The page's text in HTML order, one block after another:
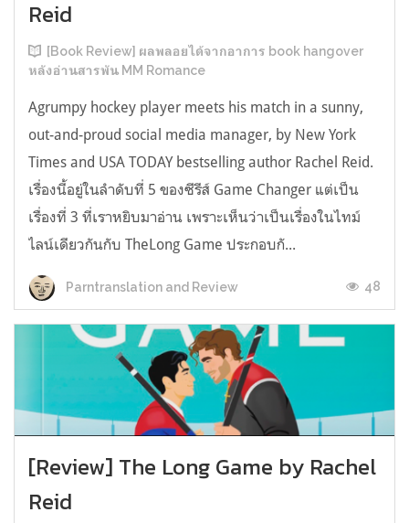
Reid
[Book Review] ผลพลอยได้จากอาการ book hangover
หลังอ่านสารพัน MM Romance
Agrumpy hockey player meets his match in a sunny,
out-and-proud social media manager, by New York
Times and USA TODAY bestselling author Rachel Reid.
เรื่องนี้อยู่ในลำดับที่ 5 ของซีรีส์ Game Changer แต่เป็น
เรื่องที่ 3 ที่เราหยิบมาอ่าน เพราะเห็นว่าเป็นเรื่องในไทม์
ไลน์เดียวกันกับ TheLong Game ประกอบกั...
Parntranslation and Review 48
[Review] The Long Game by Rachel
Reid